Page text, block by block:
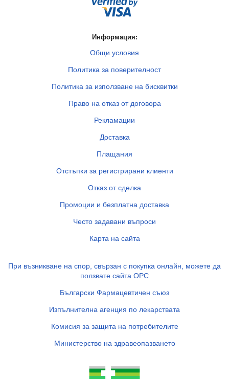
Информация:
Общи условия
Политика за поверителност
Политика за използване на бисквитки
Право на отказ от договора
Рекламации
Доставка
Плащания
Отстъпки за регистрирани клиенти
Отказ от сделка
Промоции и безплатна доставка
Често задавани въпроси
Карта на сайта
При възникване на спор, свързан с покупка онлайн, можете да
ползвате сайта ОРС
Български Фармацевтичен съюз
Изпълнителна агенция по лекарствата
Комисия за защита на потребителите
Министерство на здравеопазването